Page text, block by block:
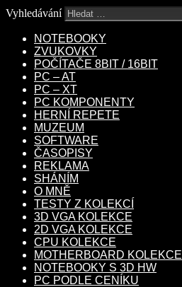
Vyhledávání
NOTEBOOKY
ZVUKOVKY
POČÍTAČE 8BIT / 16BIT
PC – AT
PC – XT
PC KOMPONENTY
HERNÍ REPETE
MUZEUM
SOFTWARE
ČASOPISY
REKLAMA
SHÁNÍM
O MNĚ
TESTY Z KOLEKCÍ
3D VGA KOLEKCE
2D VGA KOLEKCE
CPU KOLEKCE
MOTHERBOARD KOLEKCE
NOTEBOOKY S 3D HW
PC PODLE CENÍKU